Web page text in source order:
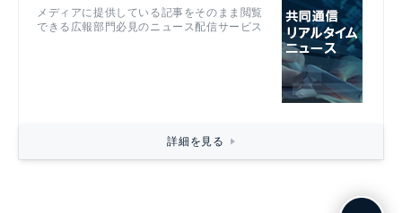
メディアに提供している記事をそのまま閲覧
できる広報部門必見のニュース配信サービス
詳細を見る